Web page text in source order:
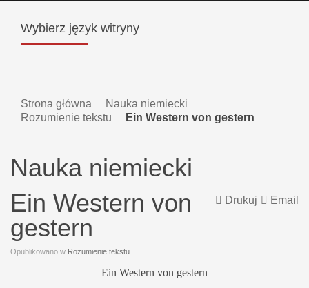
Wybierz język witryny
Strona główna
Nauka niemiecki
Rozumienie tekstu
Ein Western von gestern
Nauka niemiecki
Email
Drukuj
Ein Western von
gestern
Opublikowano w Rozumienie tekstu
Ein Western von gestern